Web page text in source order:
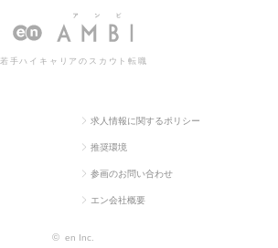
若手ハイキャリアのスカウト転職
求人情報に関するポリシー
推奨環境
参画のお問い合わせ
エン会社概要
© en Inc.